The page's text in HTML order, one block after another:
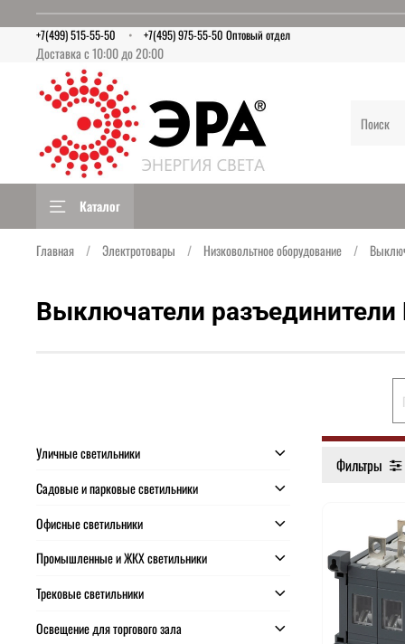
Доставка с 10:00 до 20:00
+7(499) 515-55-50 +7(495) 975-55-50 Оптовый отдел
Каталог
Главная Электротовары Низковольтное оборудование
Выключатели
Фильтры
Уличные светильники
Садовые и парковые светильники
Офисные светильники
Промышленные и ЖКХ светильники
Трековые светильники
Освещение для торгового зала